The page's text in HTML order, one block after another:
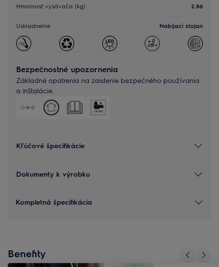
Hmotnosť vysávača (kg) 2.86
Uskladnenie Nabíjací stojan
Bezpečnostné upozornenia
Základné opatrenia na zaistenie bezpečného používania
a inštalácie.
Kľúčové špecifikácie
Dokumenty k výrobku
Kompletná špecifikácia
Benefity